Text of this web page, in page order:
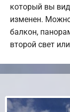
который вы
изменен.
балкон,
второй свет